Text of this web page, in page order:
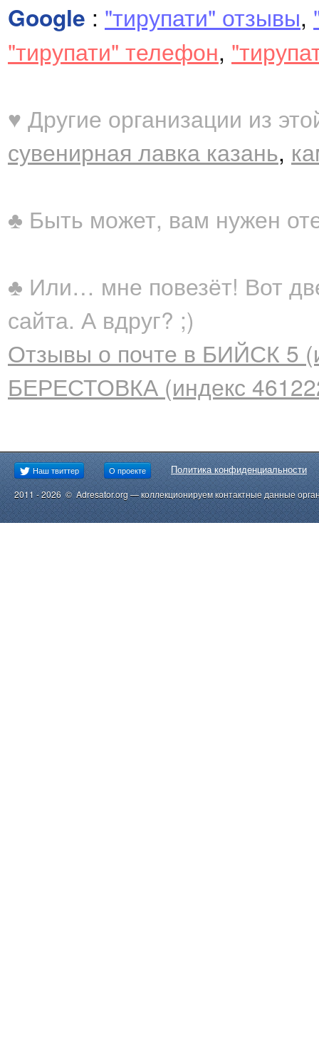
Google : "тирупати" отзывы,
"тирупати" телефон,
♥ Другие организации из
сувенирная лавка казань,
♣ Быть может, вам нужен
♣ Или… мне повезёт! Вот
сайта. А вдруг? ;)
Отзывы о почте в БИЙСК 5
БЕРЕСТОВКА (индекс
Наш твиттер О проекте Политика конфиденциальности
2011 - 2026 © Adresator.org — коллекционируем контактные данные